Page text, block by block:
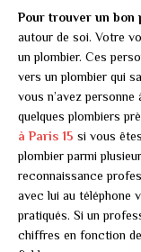
Pour trouver un bon
autour de soi. Votre
un plombier. Ces
vers un plombier qui
vous n’avez
quelques plombiers
à Paris 15 si vous
plombier parmi
reconnaissance
avec lui au téléphone
pratiqués. Si un
chiffres en fonction